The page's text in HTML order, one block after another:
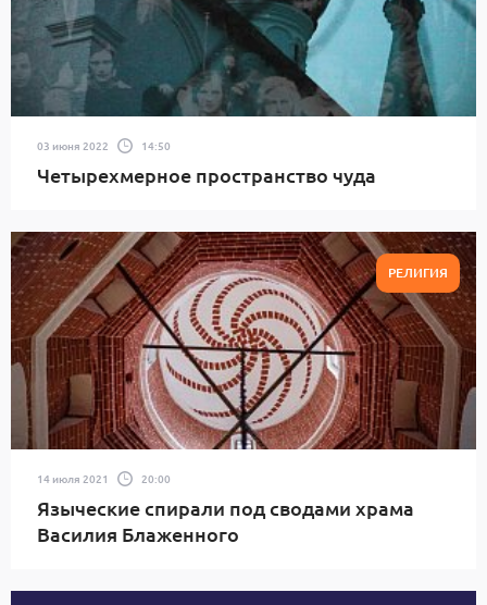
03 июня 2022 14:50
Четырехмерное пространство чуда
РЕЛИГИЯ
14 июля 2021 20:00
Языческие спирали под сводами храма
Василия Блаженного